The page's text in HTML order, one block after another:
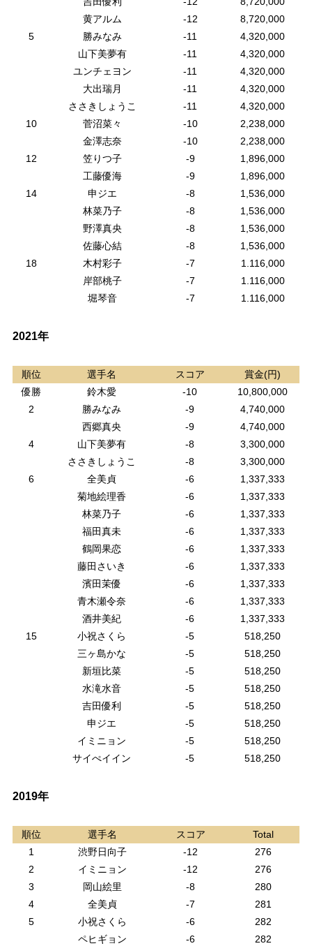
黄アルム
-12
8,720,000
5
勝みなみ -11
4,320,000
山下美夢有
-11
4,320,000
ユンチェヨン
-11
4,320,000
大出瑞月
-11
4,320,000
ささきしょうこ
-11
4,320,000
10
菅沼菜々 -10
2,238,000
金澤志奈
-10
2,238,000
12
笠りつ子 -9
1,896,000
工藤優海
-9
1,896,000
14
申ジエ -8
1,536,000
林菜乃子
-8
1,536,000
野澤真央
-8
1,536,000
佐藤心結
-8
1,536,000
18
木村彩子 -7
1.116,000
岸部桃子
-7
1.116,000
堀琴音
-7 1.116,000
2021年
順位 選手名 スコア
賞金(円)
優勝
鈴木愛 -10
10,800,000
2
勝みなみ -9
4,740,000
西郷真央
-9
4,740,000
4
山下美夢有 -8
3,300,000
ささきしょうこ
-8
3,300,000
6
全美貞 -6
1,337,333
菊地絵理香
-6
1,337,333
林菜乃子
-6
1,337,333
福田真未
-6
1,337,333
鶴岡果恋
-6
1,337,333
藤田さいき
-6
1,337,333
濱田茉優
-6
1,337,333
青木瀬令奈
-6
1,337,333
酒井美紀
-6
1,337,333
15
小祝さくら -5
518,250
三ヶ島かな
-5
518,250
新垣比菜
-5
518,250
水滝水音
-5
518,250
吉田優利
-5
518,250
申ジエ
-5
518,250
イミニョン
-5
518,250
サイぺイイン
-5 518,250
2019年
順位 選手名 スコア
Total
1
渋野日向子 -12
276
2
イミニョン -12
276
3
岡山絵里 -8
280
4
全美貞 -7
281
5
小祝さくら -6
282
ペヒギョン
-6
282